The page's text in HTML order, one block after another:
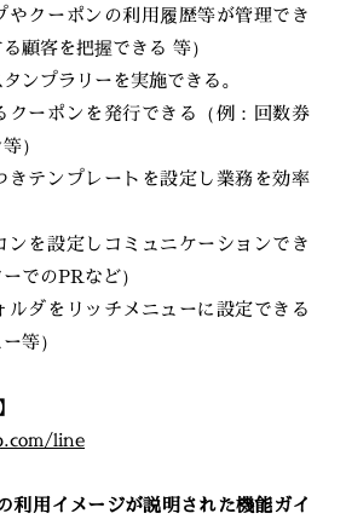
やクーポンの利用履歴等が管理でき
顧客を把握できる 等）
ンプラリーを実施できる。
クーポンを発行できる（例：回数券
）
きテンプレートを設定し業務を効率
ンを設定しコミュニケーションでき
でのPRなど）
ルダをリッチメニューに設定できる
等）
line
利用イメージが説明された機能ガイ